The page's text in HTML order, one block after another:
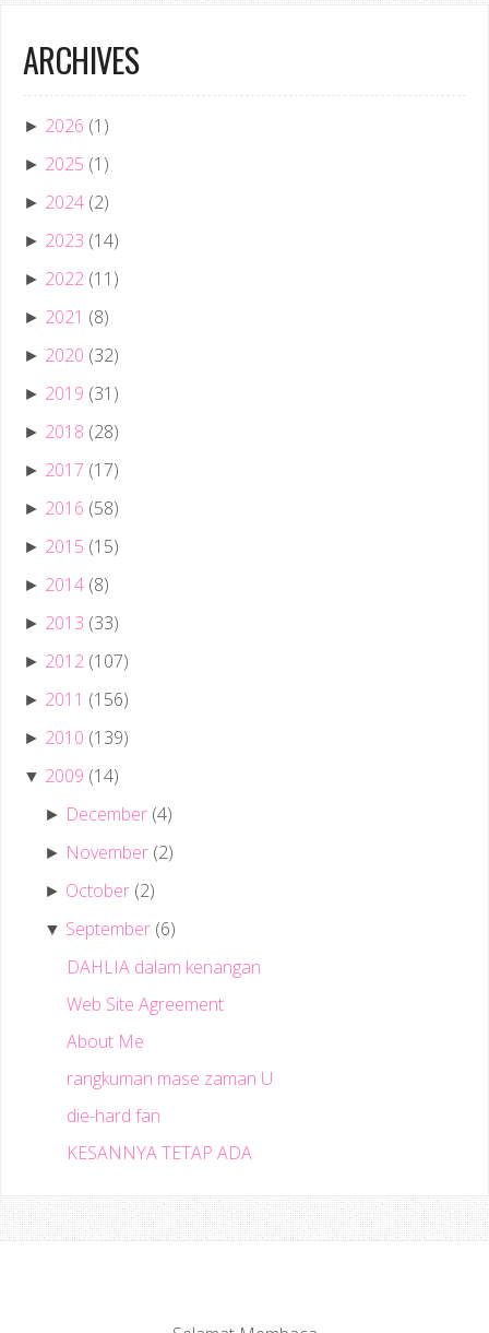
ARCHIVES
► 2026 (1)
► 2025 (1)
► 2024 (2)
► 2023 (14)
► 2022 (11)
► 2021 (8)
► 2020 (32)
► 2019 (31)
► 2018 (28)
► 2017 (17)
► 2016 (58)
► 2015 (15)
► 2014 (8)
► 2013 (33)
► 2012 (107)
► 2011 (156)
► 2010 (139)
▼ 2009 (14)
► December (4)
► November (2)
► October (2)
▼ September (6)
DAHLIA dalam kenangan
Web Site Agreement
About Me
rangkuman mase zaman U
die-hard fan
KESANNYA TETAP ADA